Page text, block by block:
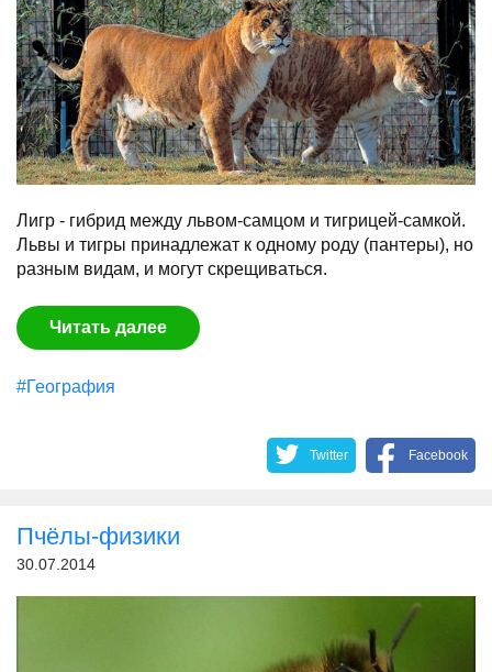
Лигр - гибрид между львом-самцом и тигрицей-самкой.
Львы и тигры принадлежат к одному роду (пантеры), но
разным видам, и могут скрещиваться.
Читать далее
#География
Twitter Facebook
Пчёлы-физики
30.07.2014